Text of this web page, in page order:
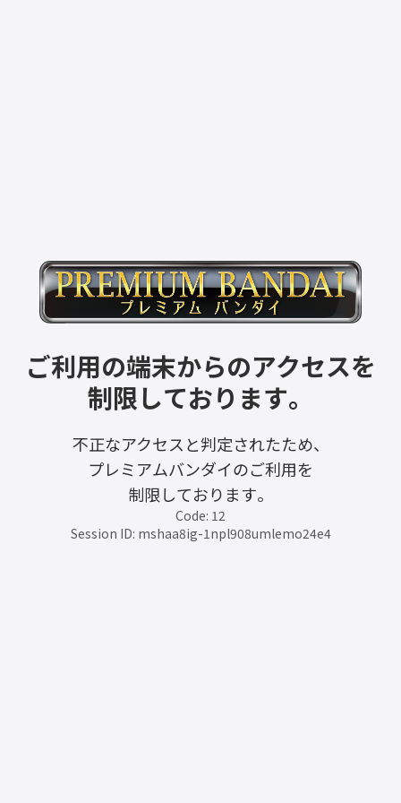
ご利用の端末からのアクセスを
制限しております。
不正なアクセスと判定されたため、
プレミアムバンダイのご利用を
制限しております。
Code: 12
Session ID: mshaa8ig-1npl908umlemo24e4